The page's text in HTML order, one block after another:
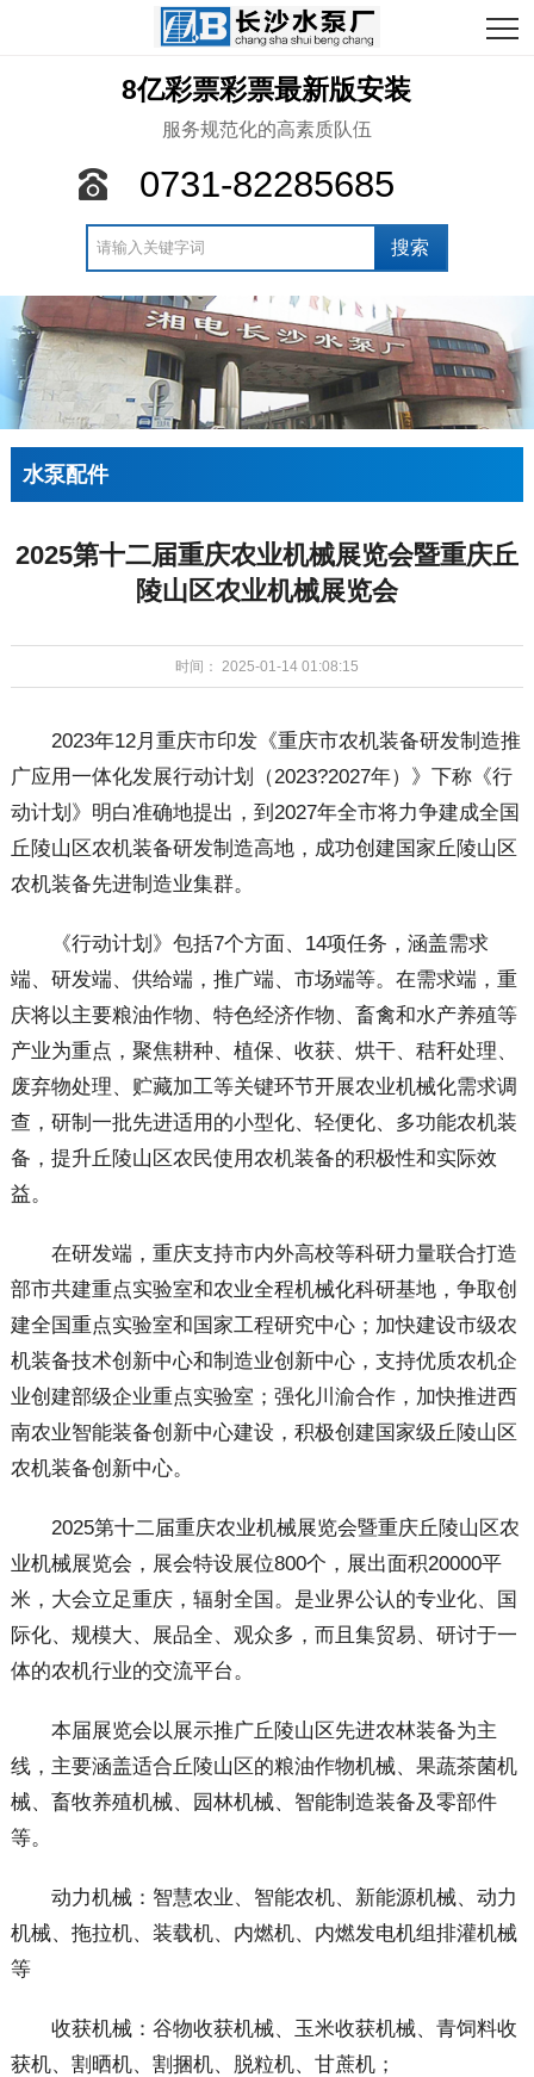
8亿彩票彩票最新版安装
服务规范化的高素质队伍
0731-82285685
水泵配件
2025第十二届重庆农业机械展览会暨重庆丘
陵山区农业机械展览会
时间： 2025-01-14 01:08:15
2023年12月重庆市印发《重庆市农机装备研发制造推
广应用一体化发展行动计划（2023?2027年）》下称《行
动计划》明白准确地提出，到2027年全市将力争建成全国
丘陵山区农机装备研发制造高地，成功创建国家丘陵山区
农机装备先进制造业集群。
《行动计划》包括7个方面、14项任务，涵盖需求
端、研发端、供给端，推广端、市场端等。在需求端，重
庆将以主要粮油作物、特色经济作物、畜禽和水产养殖等
产业为重点，聚焦耕种、植保、收获、烘干、秸秆处理、
废弃物处理、贮藏加工等关键环节开展农业机械化需求调
查，研制一批先进适用的小型化、轻便化、多功能农机装
备，提升丘陵山区农民使用农机装备的积极性和实际效
益。
在研发端，重庆支持市内外高校等科研力量联合打造
部市共建重点实验室和农业全程机械化科研基地，争取创
建全国重点实验室和国家工程研究中心；加快建设市级农
机装备技术创新中心和制造业创新中心，支持优质农机企
业创建部级企业重点实验室；强化川渝合作，加快推进西
南农业智能装备创新中心建设，积极创建国家级丘陵山区
农机装备创新中心。
2025第十二届重庆农业机械展览会暨重庆丘陵山区农
业机械展览会，展会特设展位800个，展出面积20000平
米，大会立足重庆，辐射全国。是业界公认的专业化、国
际化、规模大、展品全、观众多，而且集贸易、研讨于一
体的农机行业的交流平台。
本届展览会以展示推广丘陵山区先进农林装备为主
线，主要涵盖适合丘陵山区的粮油作物机械、果蔬茶菌机
械、畜牧养殖机械、园林机械、智能制造装备及零部件
等。
动力机械：智慧农业、智能农机、新能源机械、动力
机械、拖拉机、装载机、内燃机、内燃发电机组排灌机械
等
收获机械：谷物收获机械、玉米收获机械、青饲料收
获机、割晒机、割捆机、脱粒机、甘蔗机；